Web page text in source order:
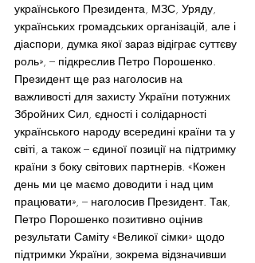
українського Президента, МЗС, Уряду,
українських громадських організацій, але і
діаспори, думка якої зараз відіграє суттєву
роль», – підкреслив Петро Порошенко.
Президент ще раз наголосив на
важливості для захисту України потужних
Збройних Сил, єдності і солідарності
українського народу всередині країни та у
світі, а також – єдиної позиції на підтримку
країни з боку світових партнерів. «Кожен
день ми це маємо доводити і над цим
працювати», – наголосив Президент. Так,
Петро Порошенко позитивно оцінив
результати Саміту «Великої сімки» щодо
підтримки України, зокрема відзначивши